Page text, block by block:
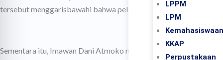
LPPM
LPM
Kemahasiswaan
KKAP
Perpustakaan
tersebut menggarisbawahi bahwa pelayanan anestesi bukan
Sementara itu, Imawan Dani Atmoko menyoroti integritas dan